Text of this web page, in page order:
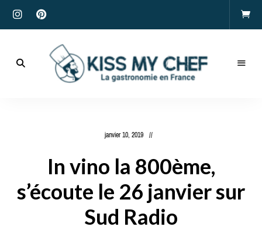
janvier 10, 2019
In vino la 800ème,
s’écoute le 26 janvier sur
Sud Radio